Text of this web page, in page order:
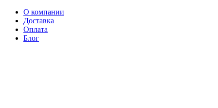
О компании
Доставка
Оплата
Блог